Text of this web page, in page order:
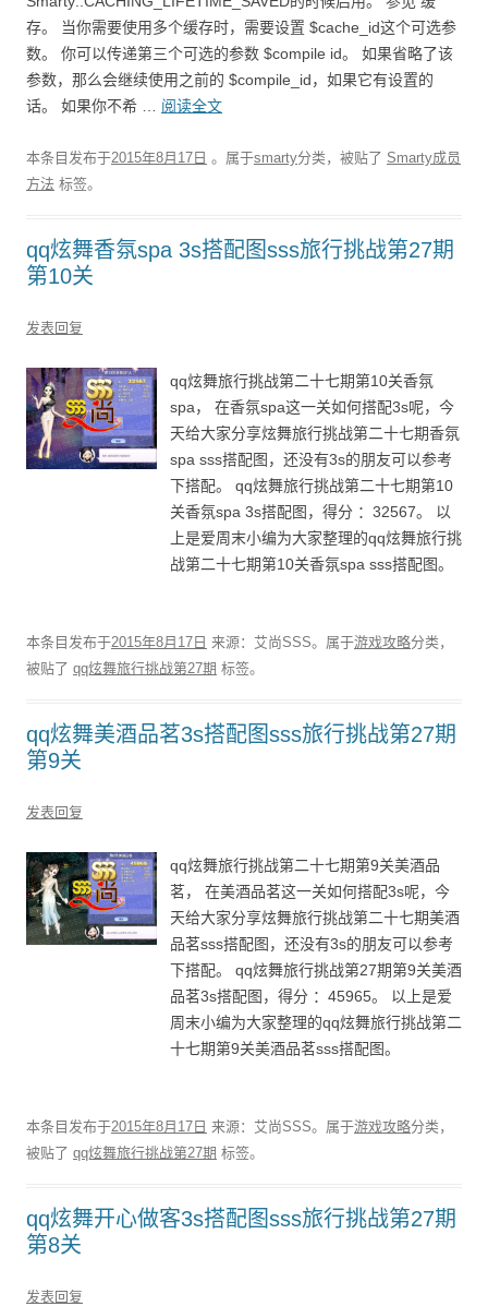
存。 当你需要使用多个缓存时，需要设置 $cache_id这个可选参
数。 你可以传递第三个可选的参数 $compile id。 如果省略了该
参数，那么会继续使用之前的 $compile_id，如果它有设置的
话。 如果你不希 … 阅读全文
本条目发布于2015年8月17日 。属于smarty分类，被贴了 Smarty成员
方法 标签。
qq炫舞香氛spa 3s搭配图sss旅行挑战第27期
第10关
发表回复
qq炫舞旅行挑战第二十七期第10关香氛
spa， 在香氛spa这一关如何搭配3s呢，今
天给大家分享炫舞旅行挑战第二十七期香氛
spa sss搭配图，还没有3s的朋友可以参考
下搭配。 qq炫舞旅行挑战第二十七期第10
关香氛spa 3s搭配图，得分 ：32567。 以
上是爱周末小编为大家整理的qq炫舞旅行挑
战第二十七期第10关香氛spa sss搭配图。
本条目发布于2015年8月17日 来源：艾尚SSS。属于游戏攻略分类，
被贴了 qq炫舞旅行挑战第27期 标签。
qq炫舞美酒品茗3s搭配图sss旅行挑战第27期
第9关
发表回复
qq炫舞旅行挑战第二十七期第9关美酒品
茗， 在美酒品茗这一关如何搭配3s呢，今
天给大家分享炫舞旅行挑战第二十七期美酒
品茗sss搭配图，还没有3s的朋友可以参考
下搭配。 qq炫舞旅行挑战第27期第9关美酒
品茗3s搭配图，得分 ：45965。 以上是爱
周末小编为大家整理的qq炫舞旅行挑战第二
十七期第9关美酒品茗sss搭配图。
本条目发布于2015年8月17日 来源：艾尚SSS。属于游戏攻略分类，
被贴了 qq炫舞旅行挑战第27期 标签。
qq炫舞开心做客3s搭配图sss旅行挑战第27期
第8关
发表回复